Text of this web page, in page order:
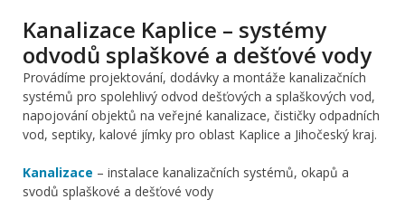
Kanalizace Kaplice – systémy
odvodů splaškové a dešťové vody
Provádíme projektování, dodávky a montáže kanalizačních
systémů pro spolehlivý odvod dešťových a splaškových vod,
napojování objektů na veřejné kanalizace, čističky odpadních
vod, septiky, kalové jímky pro oblast Kaplice a Jihočeský kraj.
Kanalizace – instalace kanalizačních systémů, okapů a
svodů splaškové a dešťové vody